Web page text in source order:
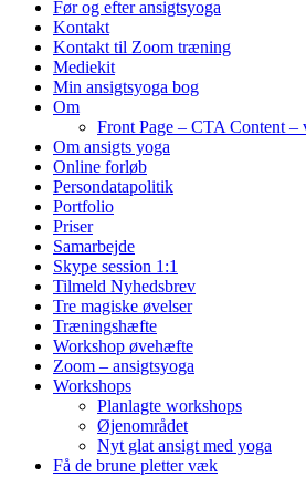
Før og efter ansigtsyoga
Kontakt
Kontakt til Zoom træning
Mediekit
Min ansigtsyoga bog
Om
Front Page – CTA Content –
Om ansigts yoga
Online forløb
Persondatapolitik
Portfolio
Priser
Samarbejde
Skype session 1:1
Tilmeld Nyhedsbrev
Tre magiske øvelser
Træningshæfte
Workshop øvehæfte
Zoom – ansigtsyoga
Workshops
Planlagte workshops
Øjenområdet
Nyt glat ansigt med yoga
Få de brune pletter væk